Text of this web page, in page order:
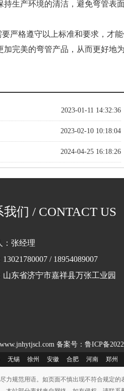
生产环境的清洁，避免弯管表
严格遵守以上标准和要求，才
完美的弯管产品，从而更好地
2023-01-11 14:32:36
2023-02-10 10:18:04
2024-04-25 16:18:26
我们 / CONTACT US
：张经理
/ 18954089007
山东省济宁市嘉祥县万张工业园
备案号：鲁ICP备
无锡 徐州 安徽 合肥 河南 郑州
力规范用语。如页面不慎出现不符合规定